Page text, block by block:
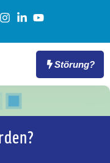
Störung?